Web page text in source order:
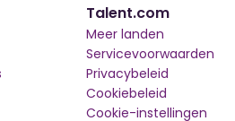
Talent.com
Meer landen
Servicevoorwaarden
Privacybeleid
Cookiebeleid
Cookie-instellingen